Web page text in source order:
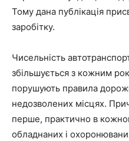
Тому дана публікація
заробітку.
Чисельність
збільшується з кожним
порушують правила
недозволених місцях.
перше, практично в
обладнаних і